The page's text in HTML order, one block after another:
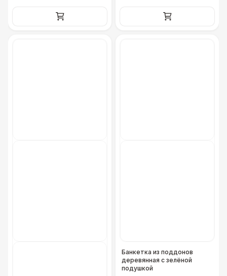
Банкетка из поддонов
деревянная с зелёной
подушкой